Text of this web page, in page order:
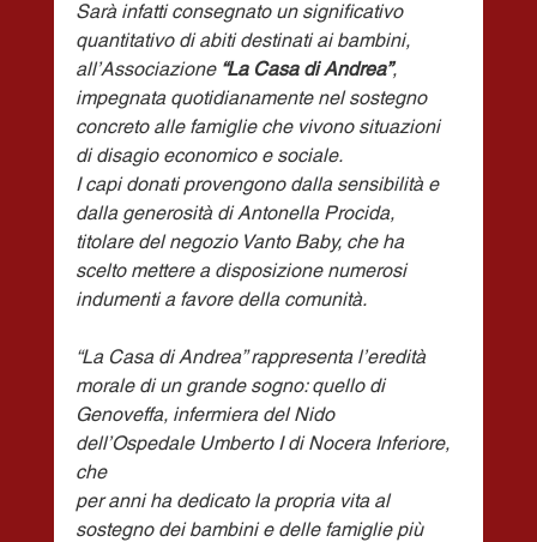
Sarà infatti consegnato un significativo
quantitativo di abiti destinati ai bambini,
all’Associazione “La Casa di Andrea”,
impegnata quotidianamente nel sostegno
concreto alle famiglie che vivono situazioni
di disagio economico e sociale.
I capi donati provengono dalla sensibilità e
dalla generosità di Antonella Procida,
titolare del negozio Vanto Baby, che ha
scelto mettere a disposizione numerosi
indumenti a favore della comunità.
“La Casa di Andrea” rappresenta l’eredità
morale di un grande sogno: quello di
Genoveffa, infermiera del Nido
dell’Ospedale Umberto I di Nocera Inferiore,
che
per anni ha dedicato la propria vita al
sostegno dei bambini e delle famiglie più